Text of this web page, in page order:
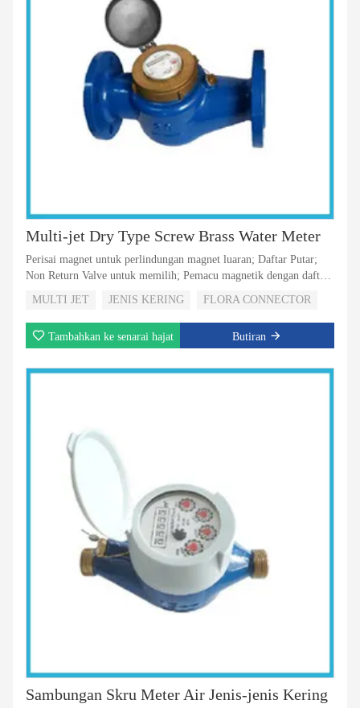
Multi-jet Dry Type Screw Brass Water Meter
Perisai magnet untuk perlindungan magnet luaran; Daftar Putar;
Non Return Valve untuk memilih; Pemacu magnetik dengan daftar
MULTI JET JENIS KERING FLORA CONNECTOR
Tambahkan ke senarai hajat Butiran
Sambungan Skru Meter Air Jenis-jenis Kering